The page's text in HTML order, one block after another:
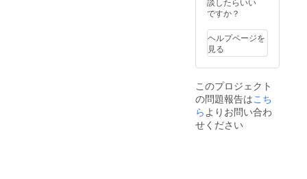
る場合
ます。
※皆様の
ご支援
により
率が向
上した
場合、
正規販
売価格
ですか？
ヘルプページを
見る
このプロジェクト
の問題報告はこち
らよりお問い合わ
せください